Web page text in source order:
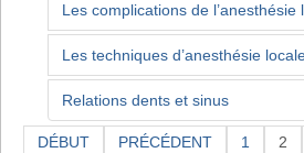
Les complications de
Les techniques d’anesthésie
Relations dents et sinus
DÉBUT PRÉCÉDENT 1 2